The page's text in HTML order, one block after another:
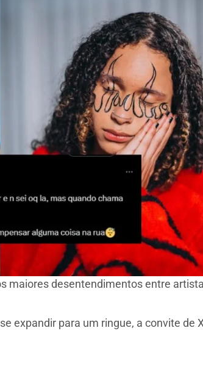
maiores desentendimentos entre
expandir para um ringue, a convite de